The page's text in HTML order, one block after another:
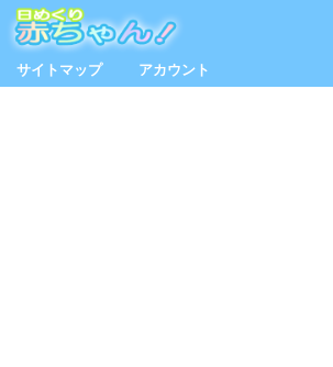
サイトマップ アカウント